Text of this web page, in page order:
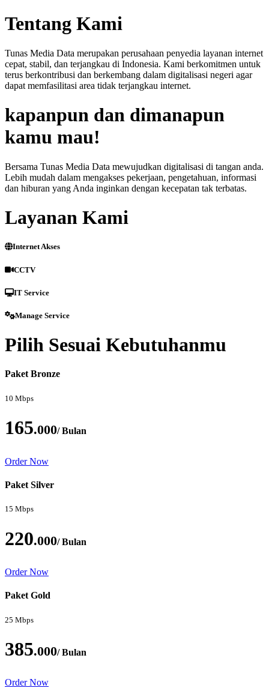
Tentang Kami
Tunas Media Data merupakan perusahaan penyedia layanan internet
cepat, stabil, dan terjangkau di Indonesia. Kami berkomitmen untuk
terus berkontribusi dan berkembang dalam digitalisasi negeri agar
dapat memfasilitasi area tidak terjangkau internet.
kapanpun dan dimanapun
kamu mau!
Bersama Tunas Media Data mewujudkan digitalisasi di tangan anda.
Lebih mudah dalam mengakses pekerjaan, pengetahuan, informasi
dan hiburan yang Anda inginkan dengan kecepatan tak terbatas.
Layanan Kami
Internet Akses
CCTV
IT Service
Manage Service
Pilih Sesuai Kebutuhanmu
Paket Bronze
10 Mbps
165.000/ Bulan
Order Now
Paket Silver
15 Mbps
220.000/ Bulan
Order Now
Paket Gold
25 Mbps
385.000/ Bulan
Order Now